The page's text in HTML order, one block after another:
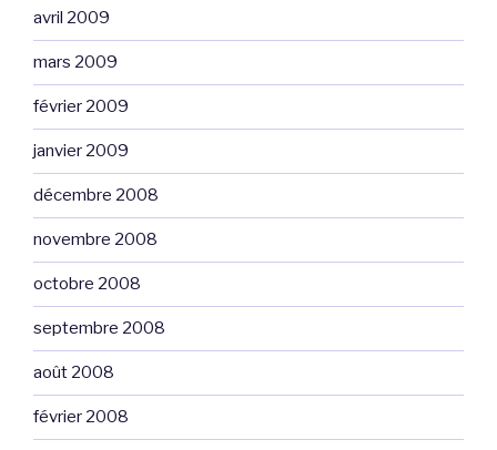
avril 2009
mars 2009
février 2009
janvier 2009
décembre 2008
novembre 2008
octobre 2008
septembre 2008
août 2008
février 2008